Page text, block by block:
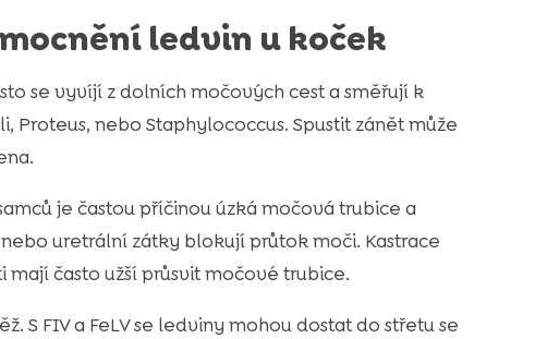
ledvin u koček
se vyvíjí z dolních močových cest a směřují k
nebo Staphylococcus. Spustit zánět může
je častou příčinou úzká močová trubice a
uretrální zátky blokují průtok moči. Kastrace
často užší průsvit močové trubice.
S FIV a FeLV se ledviny mohou dostat do střetu se